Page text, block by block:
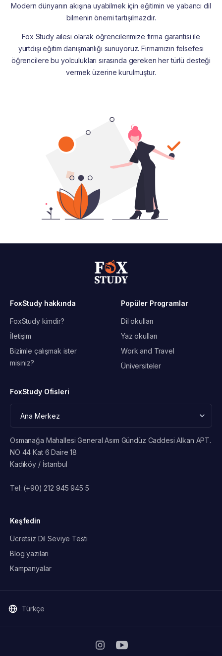
Modern dünyanın akışına uyabilmek için eğitimin ve yabancı dil
bilmenin önemi tartışılmazdır.
Fox Study ailesi olarak öğrencilerimize firma garantisi ile
yurtdışı eğitim danışmanlığı sunuyoruz. Firmamızın felsefesi
öğrencilere bu yolculukları sırasında gereken her türlü desteği
vermek üzerine kurulmuştur.
FoxStudy hakkında
FoxStudy kimdir?
İletişim
Bizimle çalışmak ister
misiniz?
Popüler Programlar
Dil okulları
Yaz okulları
Work and Travel
Üniversiteler
FoxStudy Ofisleri
Osmanağa Mahallesi General Asım Gündüz Caddesi Alkan APT.
NO 44 Kat 6 Daire 18
Kadıköy / İstanbul
Tel: (+90) 212 945 945 5
Keşfedin
Ücretsiz Dil Seviye Testi
Blog yazıları
Kampanyalar
Türkçe